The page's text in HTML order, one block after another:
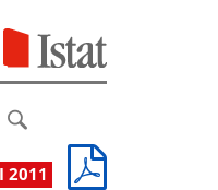
2011